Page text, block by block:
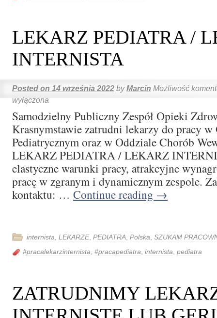
LEKARZ PEDIATRA /
INTERNISTA
Posted on 14 września 2022 by Marcin Możliwość
wyłączona
Samodzielny Publiczny Zespół Opieki
Krasnymstawie zatrudni lekarzy do pracy w
Pediatrycznym oraz w Oddziale Chorób
LEKARZ PEDIATRA / LEKARZ
elastyczne warunki pracy, atrakcyjne
pracę w zgranym i dynamicznym zespole.
kontaktu: … Continue reading →
internista LEKARZE, PEDIATRA Polska SZUKAM
#pracalekarzinternista #pracapediatra internista pediatra
ZATRUDNIMY